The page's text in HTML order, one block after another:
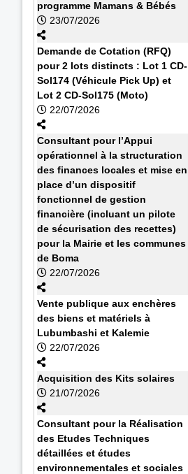
programme Mamans & Bébés
23/07/2026
Demande de Cotation (RFQ)
pour 2 lots distincts : Lot 1 CD-
Sol174 (Véhicule Pick Up) et
Lot 2 CD-Sol175 (Moto)
22/07/2026
Consultant pour l’Appui
opérationnel à la structuration
des finances locales et mise en
place d’un dispositif
fonctionnel de gestion
financière (incluant un pilote
de sécurisation des recettes)
pour la Mairie et les communes
de Boma
22/07/2026
Vente publique aux enchères
des biens et matériels à
Lubumbashi et Kalemie
22/07/2026
Acquisition des Kits solaires
21/07/2026
Consultant pour la Réalisation
des Etudes Techniques
détaillées et études
environnementales et sociales